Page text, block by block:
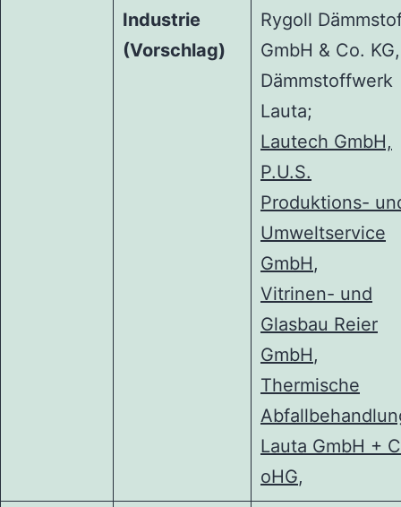
Industrie
(Vorschlag)
Rygoll
GmbH & Co. KG,
Dämmstoffwerk
Lauta;
Lautech GmbH,
P.U.S.
Produktions-
Umweltservice
GmbH,
Vitrinen- und
Glasbau Reier
GmbH,
Thermische
Lauta GmbH +
oHG,